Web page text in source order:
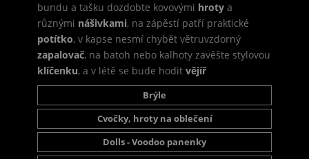
bundu a tašku dozdobte kovovými hroty a
různými nášivkami, na zápěstí patří praktické
potítko, v kapse nesmí chybět větruvzdorný
zapalovač, na batoh nebo kalhoty zavěšte stylovou
klíčenku, a v létě se bude hodit vějíř
Brýle
Cvočky, hroty na oblečení
Dolls - Voodoo panenky